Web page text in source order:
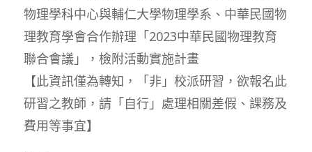
物理學科中心與輔仁大學物理學系、中華民國物
理教育學會合作辦理「2023中華民國物理教育
聯合會議」，檢附活動實施計畫
【此資訊僅為轉知，「非」校派研習，欲報名此
研習之教師，請「自行」處理相關差假、課務及
費用等事宜】